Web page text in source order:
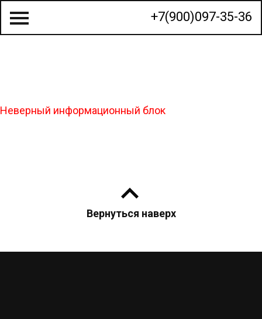
+7(900)097-35-36
СТРОИТЕЛЬСТВО ДОМОВ
Неверный информационный блок
Вернуться наверх